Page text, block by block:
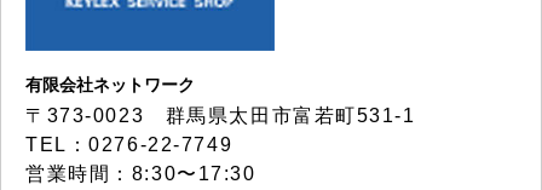
有限会社ネットワーク
〒373-0023 群馬県太田市富若町531-1
TEL：0276-22-7749
営業時間：8:30〜17:30